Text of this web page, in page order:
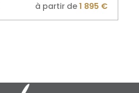
à partir de1 895 €